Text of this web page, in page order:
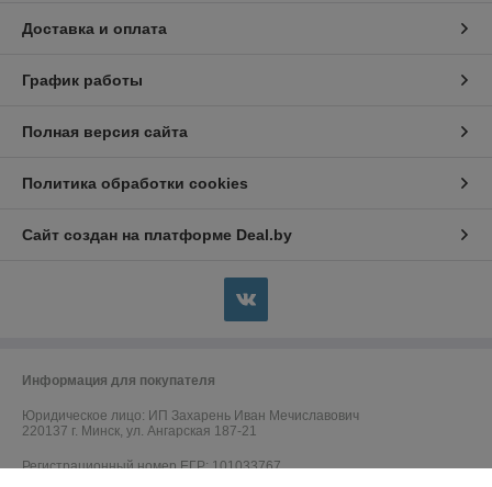
Доставка и оплата
График работы
Полная версия сайта
Политика обработки cookies
Сайт создан на платформе Deal.by
Информация для покупателя
Юридическое лицо: ИП Захарень Иван Мечиславович
220137 г. Минск, ул. Ангарская 187-21
Регистрационный номер ЕГР: 101033767